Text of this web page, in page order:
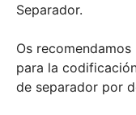
Separador.
Os
para la
de separador por